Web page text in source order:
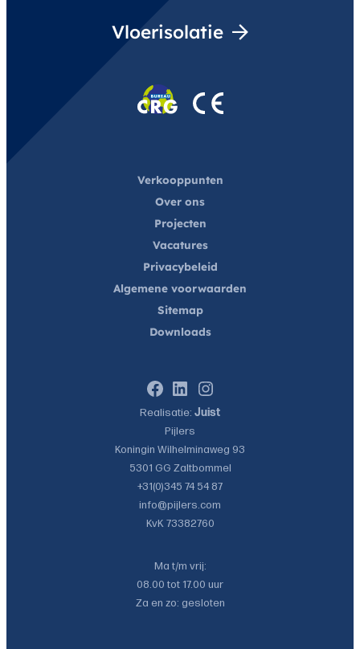
Vloerisolatie
Pijlers
Koningin Wilhelminaweg 93
5301 GG Zaltbommel
+31(0)345 74 54 87
info@pijlers.com
KvK 73382760
Ma t/m vrij:
08.00 tot 17.00 uur
Za en zo: gesloten
Verkooppunten
Over ons
Projecten
Vacatures
Privacybeleid
Algemene voorwaarden
Sitemap
Downloads
Realisatie: Juist
Facebook
LinkedIn
Instagram